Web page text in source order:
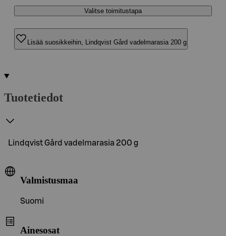
Valitse toimitustapa
Lisää suosikkeihin, Lindqvist Gård vadelmarasia 200 g
Tuotetiedot
Lindqvist Gård vadelmarasia 200 g
Valmistusmaa
Suomi
Ainesosat